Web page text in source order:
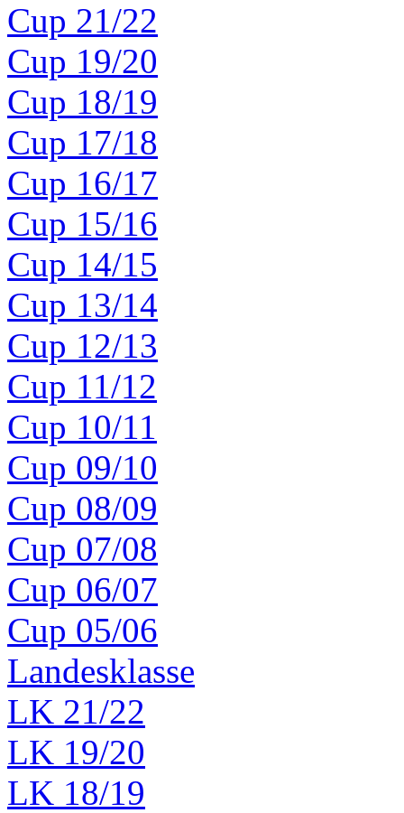
Cup 21/22
Cup 19/20
Cup 18/19
Cup 17/18
Cup 16/17
Cup 15/16
Cup 14/15
Cup 13/14
Cup 12/13
Cup 11/12
Cup 10/11
Cup 09/10
Cup 08/09
Cup 07/08
Cup 06/07
Cup 05/06
Landesklasse
LK 21/22
LK 19/20
LK 18/19